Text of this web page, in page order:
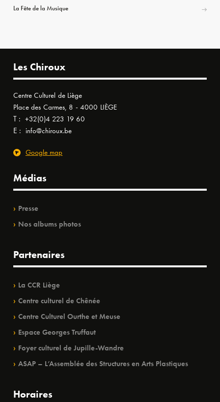
La Fête de la Musique
Les Chiroux
Centre Culturel de Liège
Place des Carmes, 8 - 4000 LIÈGE
T : +32(0)4 223 19 60
E : info@chiroux.be
Google map
Médias
Presse
Nos albums photos
Partenaires
La CCR Liège
Centre culturel de Chênée
Centre Culturel Ourthe et Meuse
Espace Georges Truffaut
Foyer culturel de Jupille-Wandre
ASAP – L’Assemblée des Structures en Arts Plastiques
Horaires